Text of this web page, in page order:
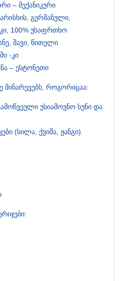
– მექანიკური
გერმანული,
100% უსაფრთხო
შავი, წითელი
-კი
– ესტონეთი
მინარევებს, როგორიცაა:
უსიამოვნო სუნი და
(სილა, ქვიშა, ჟანგი)